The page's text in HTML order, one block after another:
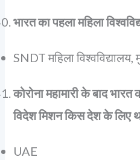
भारत का पहला महिला
SNDT महिला विश्वविद्यालय,
कोरोना महामारी के बाद
विदेश मिशन किस देश के लिए
UAE